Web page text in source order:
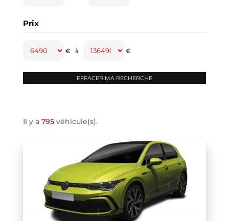
CLASSE A (1)
CLIO IV (1)
COMPASS (1)
COOPER F67
COUPE R58 (1)
CRAFTER VAN (1)
DB11 COUPE
Prix
€ à €
Il y a 795véhicule(s).